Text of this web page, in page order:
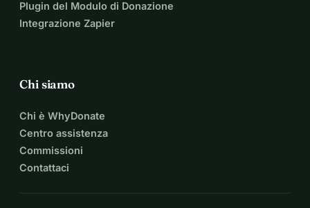
Plugin del Modulo di Donazione
Integrazione Zapier
Chi siamo
Chi è WhyDonate
Centro assistenza
Commissioni
Contattaci